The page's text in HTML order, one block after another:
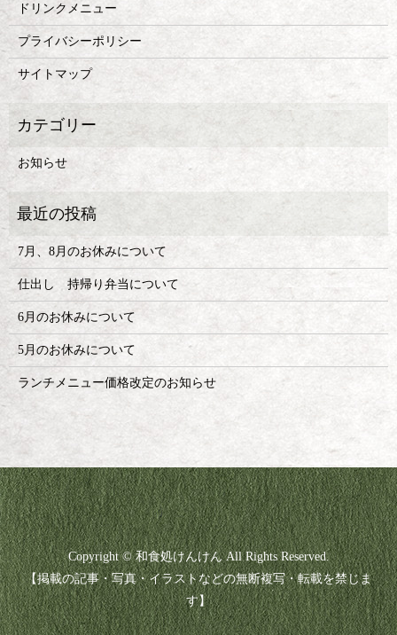
ドリンクメニュー
プライバシーポリシー
サイトマップ
お知らせ
7月、8月のお休みについて
仕出し 持帰り弁当について
6月のお休みについて
5月のお休みについて
ランチメニュー価格改定のお知らせ
Copyright © 和食処けんけん All Rights Reserved.
【掲載の記事・写真・イラストなどの無断複写・転載を禁じま
す】